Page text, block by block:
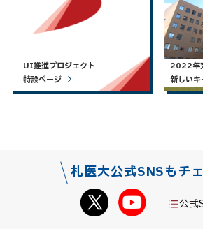
UI推進プロジェクト
特設ページ
2022年
新しい
札医大公式SNSもチェ
公式